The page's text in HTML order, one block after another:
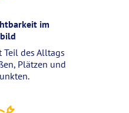
im
Teil des Alltags
Plätzen und